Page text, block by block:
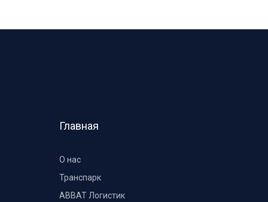
Главная
О нас
Транспарк
ABBAT Логистик